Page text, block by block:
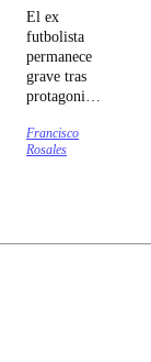
El ex
futbolista
permanece
grave tras
protagonizar
accidente de
tránsito en
Francisco
Rosales